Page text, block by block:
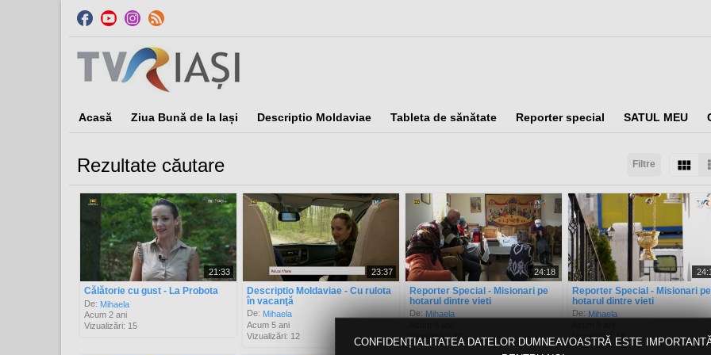
CONFIDENȚIALITATEA DATELOR DUMNEAVOASTRĂ ESTE
Acasă Ziua Bună de la Iași Descriptio Moldaviae Tableta de sănătate Reporter special SATUL MEU
Filtre
Rezultate căutare
Sortaţi după: Arată: Rezultate/pagină:
21:33
Călătorie cu gust - La Probota
De: Mihaela
Acum 2 ani
Vizualizări: 15
23:37
Descriptio Moldaviae - Cu rulota
în vacanţă
De: Mihaela
Acum 5 ani
Vizualizări: 12
24:18
Reporter Special - Misionari pe
hotarul dintre vieti
De:Mihaela
Vizualizări: 12
Reporter Special - Misionari pe
hotarul dintre vieti
De:Mihaela
Vizualizări: 14